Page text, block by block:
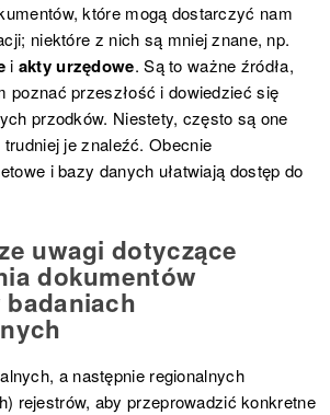
które mogą dostarczyć nam
niektóre z nich są mniej znane, np.
i akty urzędowe. Są to ważne źródła,
poznać przeszłość i dowiedzieć się
przodków. Niestety, często są one
je znaleźć. Obecnie
i bazy danych ułatwiają dostęp do
uwagi dotyczące
dokumentów
a następnie regionalnych
rejestrów, aby przeprowadzić konkretne